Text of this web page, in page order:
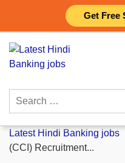
Get Free
content
Search
Latest Hindi Banking jobs
(CCI) Recruitment...